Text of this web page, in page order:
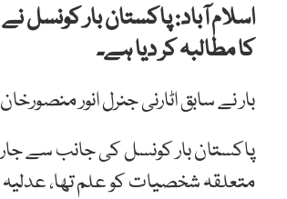
اسلام آباد: پاکستان بار کونسل
کا مطالبہ کر دیا ہے۔
بار نے سابق اٹارنی جنرل انور
پاکستان بار کونسل کی جانب سے
متعلقہ شخصیات کو علم تھا، عدلیہ